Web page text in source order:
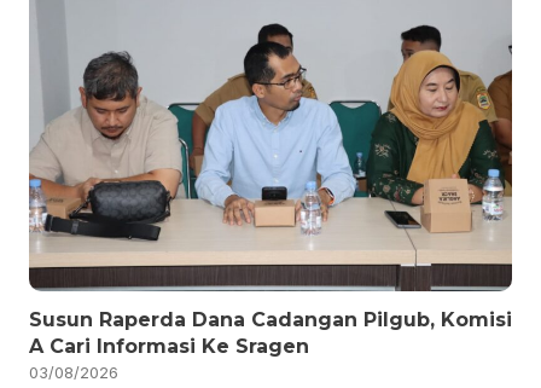
Susun Raperda Dana Cadangan Pilgub, Komisi
A Cari Informasi Ke Sragen
03/08/2026